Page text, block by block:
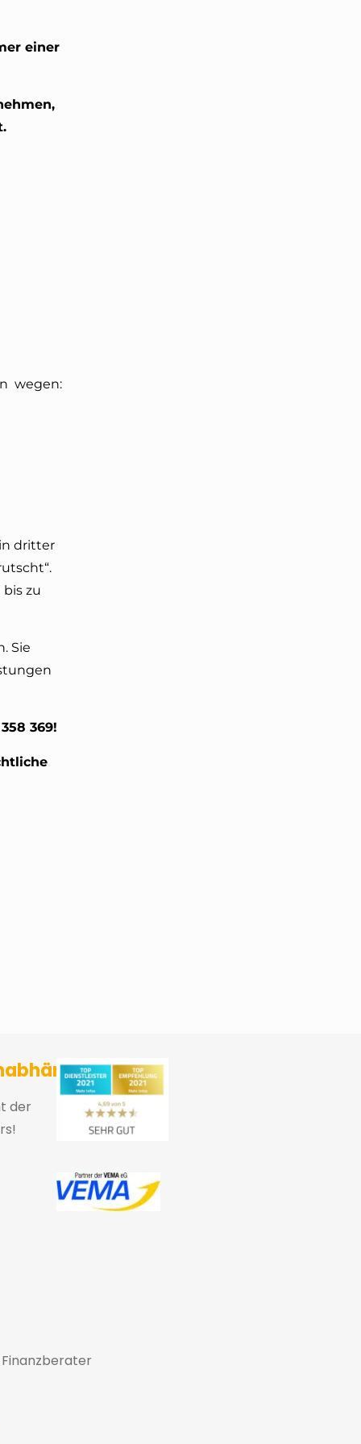
einer
wegen:
dritter
zu
Sie
369!
der